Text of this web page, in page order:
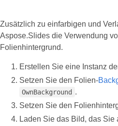
Zusätzlich zu einfarbigen und
Aspose.Slides die Verwendung
Folienhintergrund.
Erstellen Sie eine Instanz
Setzen Sie den Folien-
OwnBackground .
Setzen Sie den
Laden Sie das Bild, das Sie